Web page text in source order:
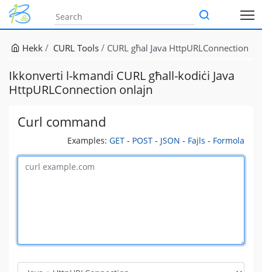
Hekk CURL Tools CURL għal Java HttpURLConnection
Ikkonverti l-kmandi CURL għall-kodiċi Java
HttpURLConnection onlajn
Curl command
Examples: GET - POST - JSON - Fajls - Formola